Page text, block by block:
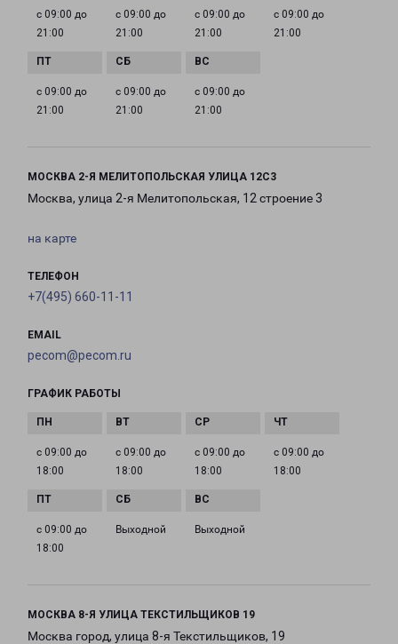
с 09:00 до
21:00
с 09:00 до
21:00
с 09:00 до
21:00
с 09:00 до
21:00
с 09:00 до
21:00
с 09:00 до
21:00
с 09:00 до
21:00
МОСКВА 2-Я МЕЛИТОПОЛЬСКАЯ УЛИЦА 12С3
Москва, улица 2-я Мелитопольская, 12 строение 3
на карте
ТЕЛЕФОН
+7(495) 660-11-11
EMAIL
pecom@pecom.ru
ГРАФИК РАБОТЫ
с 09:00 до
18:00
с 09:00 до
18:00
с 09:00 до
18:00
с 09:00 до
18:00
с 09:00 до
18:00
Выходной Выходной
МОСКВА 8-Я УЛИЦА ТЕКСТИЛЬЩИКОВ 19
Москва город, улица 8-я Текстильщиков, 19